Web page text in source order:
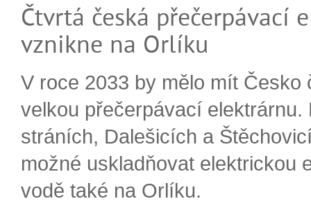
Čtvrtá česká přečerpávací
vznikne na Orlíku
V roce 2033 by mělo mít Česko
velkou přečerpávací elektrárnu.
stráních, Dalešicích a
možné uskladňovat elektrickou
vodě také na Orlíku.